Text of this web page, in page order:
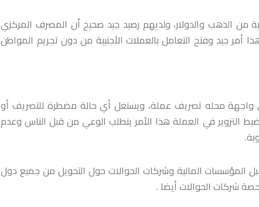
من الذهب والدولار، ولديهم رصيد جيد صحيح أن المصرف المركزي
أمر جيد وفتح التعامل بالعملات الأجنبية من دون تجريم المواطن
واجهة محله تصريف عملة، ويستغل أي حالة مضطرة للتصريف أو
التزوير في العملة هذا الأمر يتطلب الوعي من قبل الناس وعدم
المؤسسات المالية وشركات الحوالات حول التحويل من جميع دول
شركات الحوالات أيضا .